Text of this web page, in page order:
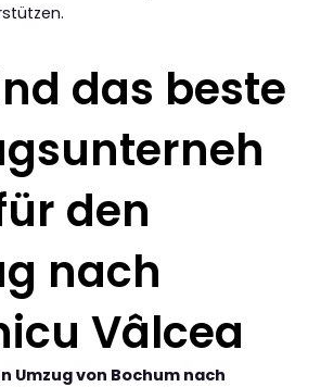
das beste
den
nach
Vâlcea
Umzug von Bochum nach